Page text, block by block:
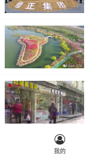
我的